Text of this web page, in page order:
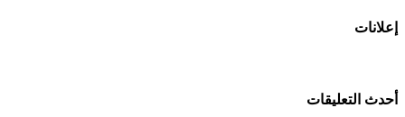
إعلانات
أحدث التعليقات